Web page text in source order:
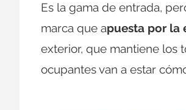
Es la gama de entrada,
marca que apuesta por la
exterior, que mantiene los
ocupantes van a estar